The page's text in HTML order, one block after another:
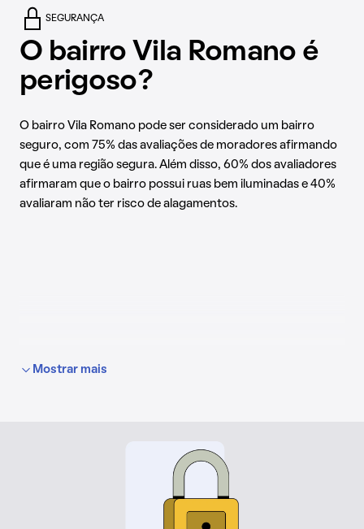
SEGURANÇA
O bairro Vila Romano é
perigoso?
O bairro Vila Romano pode ser considerado um bairro
seguro, com 75% das avaliações de moradores afirmando
que é uma região segura. Além disso, 60% dos avaliadores
afirmaram que o bairro possui ruas bem iluminadas e 40%
avaliaram não ter risco de alagamentos.
Mostrar mais